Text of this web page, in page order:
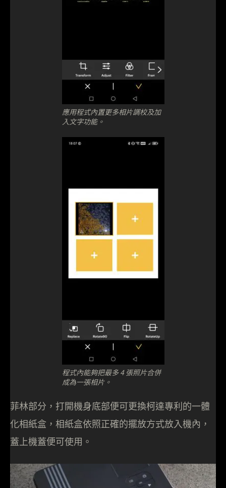
應用程式內置更多相片調校及加
入文字功能。
程式內能夠把最多 4 張照片合併
成為一張相片。
菲林部分，打開機身底部便可更換柯達專利的一體
化相紙盒，相紙盒依照正確的擺放方式放入機內，
蓋上機蓋便可使用。